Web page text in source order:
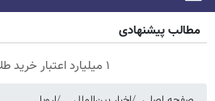
مطالب پیشنهادی
۱ میلیارد اعتبار خرید طلا | بدون ضامن و چک